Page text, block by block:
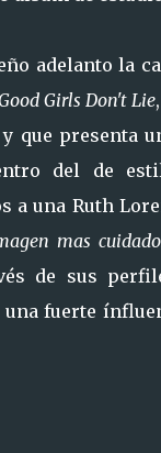
adelanto la
Girls Don't Lie
que presenta
del de
a una Ruth
mas
de sus
fuerte